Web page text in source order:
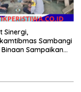
Sinergi,
Sambangi
Sampaikan